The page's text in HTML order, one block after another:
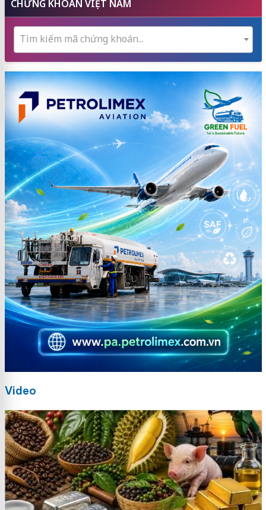
CHỨNG KHOÁN VIỆT NAM
Tìm kiếm mã chứng khoán...
Video